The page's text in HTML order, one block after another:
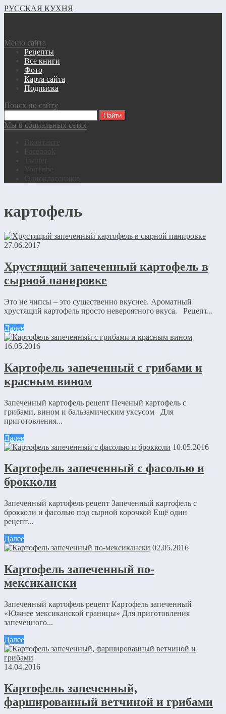
РУССКАЯ КУХНЯ
Меню сайта
Рецепты
Все книги
Фото
Карта сайта
Подписка
Поиск по сайту
Мы в социальных сетях
картофель
27.06.2017
Хрустящий запеченный картофель в
сырной панировке
Это не чипсы – это существенно вкуснее. Ароматный
хрустящий картофель просто невероятного вкуса. Рецепт...
Далее
16.05.2016
Картофель запеченный с грибами и
красным вином
Запеченный картофель рецепт Печеный картофель с
грибами, вином и бальзамическим уксусом Для
приготовления...
Далее
10.05.2016
Картофель запеченный с фасолью и
брокколи
Запеченный картофель рецепт Запеченный картофель с
брокколи и фасолью под сырной корочкой Ещё один
рецепт...
Далее
02.05.2016
Картофель запеченный по-
мексикански
Запеченный картофель рецепт Картофель запеченный
«Южнее мексиканской границы» Для приготовления
запеченного...
Далее
14.04.2016
Картофель запеченный,
фаршированный ветчиной и грибами